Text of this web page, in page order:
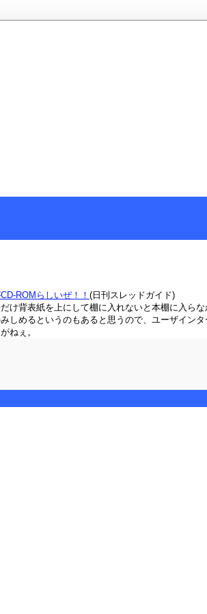
ROMらしいぜ！！ (日刊スレッドガイド)
け背表紙を上にして棚に入れないと本棚に入ら
しめるというのもあると思うので、ユーザイン
ねぇ。